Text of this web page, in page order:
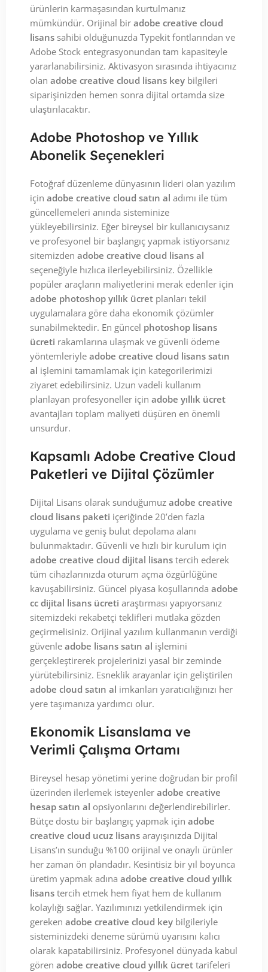
ürünlerin karmaşasından kurtulmanız
mümkündür. Orijinal bir adobe creative cloud
lisans sahibi olduğunuzda Typekit fontlarından ve
Adobe Stock entegrasyonundan tam kapasiteyle
yararlanabilirsiniz. Aktivasyon sırasında ihtiyacınız
olan adobe creative cloud lisans key bilgileri
siparişinizden hemen sonra dijital ortamda size
ulaştırılacaktır.
Adobe Photoshop ve Yıllık
Abonelik Seçenekleri
Fotoğraf düzenleme dünyasının lideri olan yazılım
için adobe creative cloud satın al adımı ile tüm
güncellemeleri anında sisteminize
yükleyebilirsiniz. Eğer bireysel bir kullanıcıysanız
ve profesyonel bir başlangıç yapmak istiyorsanız
sitemizden adobe creative cloud lisans al
seçeneğiyle hızlıca ilerleyebilirsiniz. Özellikle
popüler araçların maliyetlerini merak edenler için
adobe photoshop yıllık ücret planları tekil
uygulamalara göre daha ekonomik çözümler
sunabilmektedir. En güncel photoshop lisans
ücreti rakamlarına ulaşmak ve güvenli ödeme
yöntemleriyle adobe creative cloud lisans satın
al işlemini tamamlamak için kategorilerimizi
ziyaret edebilirsiniz. Uzun vadeli kullanım
planlayan profesyoneller için adobe yıllık ücret
avantajları toplam maliyeti düşüren en önemli
unsurdur.
Kapsamlı Adobe Creative Cloud
Paketleri ve Dijital Çözümler
Dijital Lisans olarak sunduğumuz adobe creative
cloud lisans paketi içeriğinde 20’den fazla
uygulama ve geniş bulut depolama alanı
bulunmaktadır. Güvenli ve hızlı bir kurulum için
adobe creative cloud dijital lisans tercih ederek
tüm cihazlarınızda oturum açma özgürlüğüne
kavuşabilirsiniz. Güncel piyasa koşullarında adobe
cc dijital lisans ücreti araştırması yapıyorsanız
sitemizdeki rekabetçi teklifleri mutlaka gözden
geçirmelisiniz. Orijinal yazılım kullanmanın verdiği
güvenle adobe lisans satın al işlemini
gerçekleştirerek projelerinizi yasal bir zeminde
yürütebilirsiniz. Esneklik arayanlar için geliştirilen
adobe cloud satın al imkanları yaratıcılığınızı her
yere taşımanıza yardımcı olur.
Ekonomik Lisanslama ve
Verimli Çalışma Ortamı
Bireysel hesap yönetimi yerine doğrudan bir profil
üzerinden ilerlemek isteyenler adobe creative
hesap satın al opsiyonlarını değerlendirebilirler.
Bütçe dostu bir başlangıç yapmak için adobe
creative cloud ucuz lisans arayışınızda Dijital
Lisans’ın sunduğu %100 orijinal ve onaylı ürünler
her zaman ön plandadır. Kesintisiz bir yıl boyunca
üretim yapmak adına adobe creative cloud yıllık
lisans tercih etmek hem fiyat hem de kullanım
kolaylığı sağlar. Yazılımınızı yetkilendirmek için
gereken adobe creative cloud key bilgileriyle
sisteminizdeki deneme sürümü uyarısını kalıcı
olarak kapatabilirsiniz. Profesyonel dünyada kabul
gören adobe creative cloud yıllık ücret tarifeleri